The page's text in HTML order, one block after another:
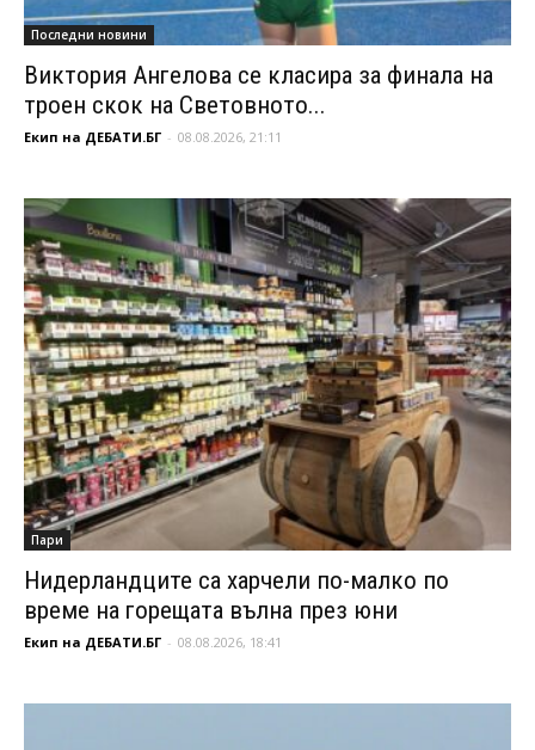
Последни новини
Виктория Ангелова се класира за финала на
троен скок на Световното...
Екип на ДЕБАТИ.БГ - 08.08.2026, 21:11
Пари
Нидерландците са харчели по-малко по
време на горещата вълна през юни
Екип на ДЕБАТИ.БГ - 08.08.2026, 18:41